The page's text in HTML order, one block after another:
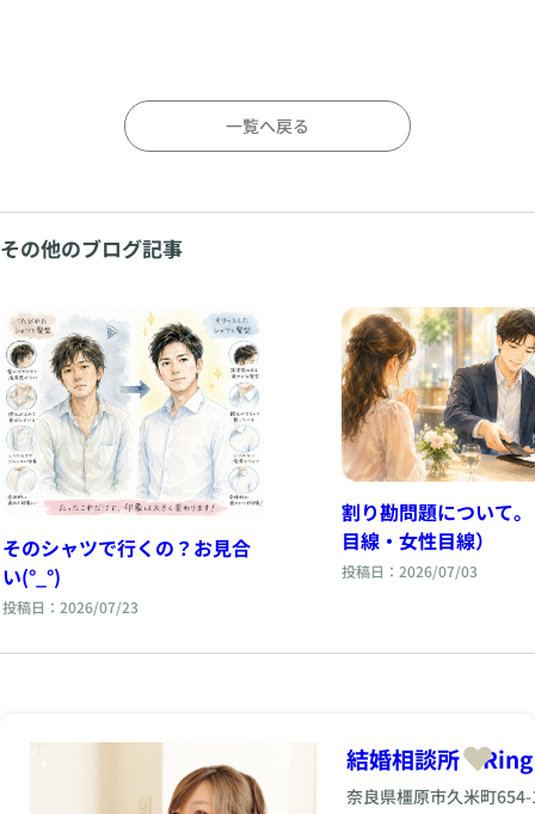
一覧へ戻る
その他のブログ記事
そのシャツで行くの？お見合
い(°_°)
投稿日：2026/07/23
割り勘問題について
目線・女性目線）
投稿日：2026/07/03
結婚相談所
奈良県橿原市久米町